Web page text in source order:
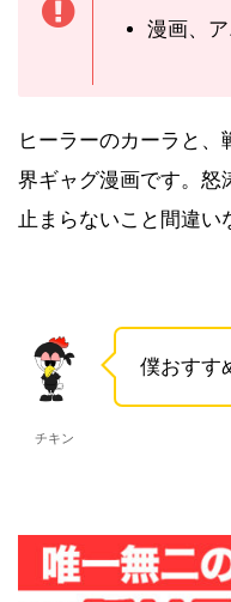
漫画、
ヒーラーのカーラと
界ギャグ漫画です。怒
止まらないこと間違い
チキン
僕おすす